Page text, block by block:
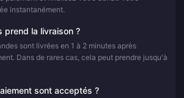
instantanément.
prend la livraison ?
sont livrées en 1 à 2 minutes après
Dans de rares cas, cela peut prendre jusqu'à
sont acceptés ?